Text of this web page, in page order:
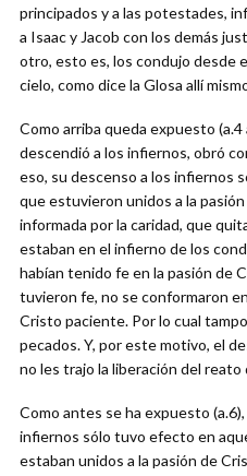
principados y a las potestades,
a Isaac y Jacob con los demás
otro, esto es, los condujo desde
cielo, como dice la Glosa allí
Como arriba queda expuesto
descendió a los infiernos, obró
eso, su descenso a los infiernos
que estuvieron unidos a la
informada por la caridad, que
estaban en el infierno de los
habían tenido fe en la pasión de
tuvieron fe, no se conformaron
Cristo paciente. Por lo cual
pecados. Y, por este motivo, el
no les trajo la liberación del reato
Como antes se ha expuesto
infiernos sólo tuvo efecto en
estaban unidos a la pasión de